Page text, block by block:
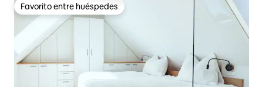
Favorito entre huéspedes
Favorito entre huéspedes